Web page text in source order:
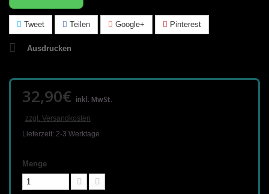
Tweet Teilen Google+ Pinterest
Ausdrucken
32,90€ inkl. MwSt.
zzgl. Versandkosten
Lieferzeit: 2-3 Werktage
Menge